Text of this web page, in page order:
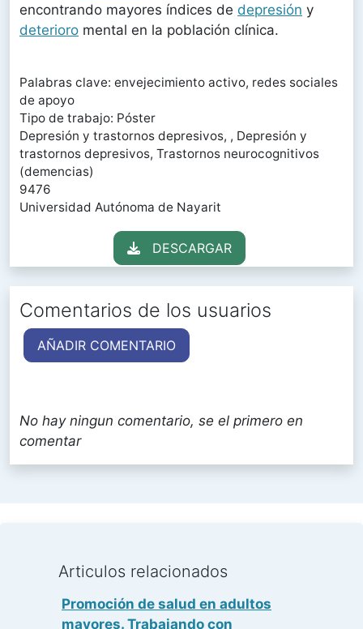
encontrando mayores índices de depresión y
deterioro mental en la población clínica.
Palabras clave: envejecimiento activo, redes sociales
de apoyo
Tipo de trabajo: Póster
Depresión y trastornos depresivos, , Depresión y
trastornos depresivos, Trastornos neurocognitivos
(demencias)
9476
Universidad Autónoma de Nayarit
DESCARGAR
Comentarios de los usuarios
AÑADIR COMENTARIO
No hay ningun comentario, se el primero en
comentar
Articulos relacionados
Promoción de salud en adultos
mayores. Trabajando con